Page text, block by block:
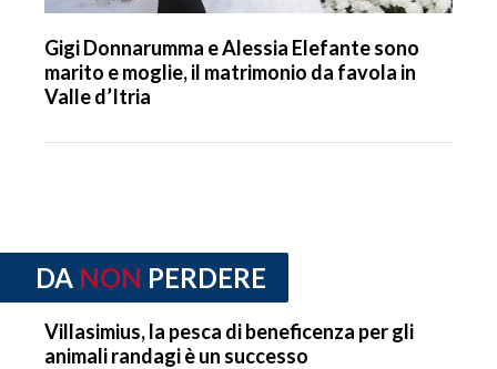
Gigi Donnarumma e Alessia Elefante sono
marito e moglie, il matrimonio da favola in
Valle d’Itria
DA NON PERDERE
Villasimius, la pesca di beneficenza per gli
animali randagi è un successo